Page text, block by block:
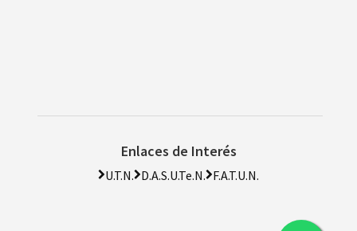
Enlaces de Interés
U.T.N. D.A.S.U.Te.N. F.A.T.U.N.